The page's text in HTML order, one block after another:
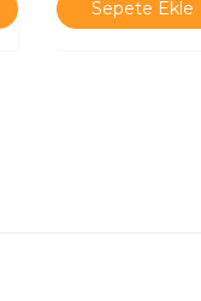
Sepete Ekle